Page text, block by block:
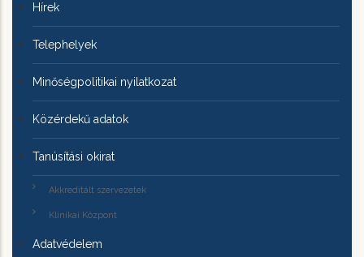
Hírek
Telephelyek
Minőségpolitikai nyilatkozat
Közérdekű adatok
Tanúsítási okirat
Akkreditált szervezetek
Klinikai Központ
Adatvédelem